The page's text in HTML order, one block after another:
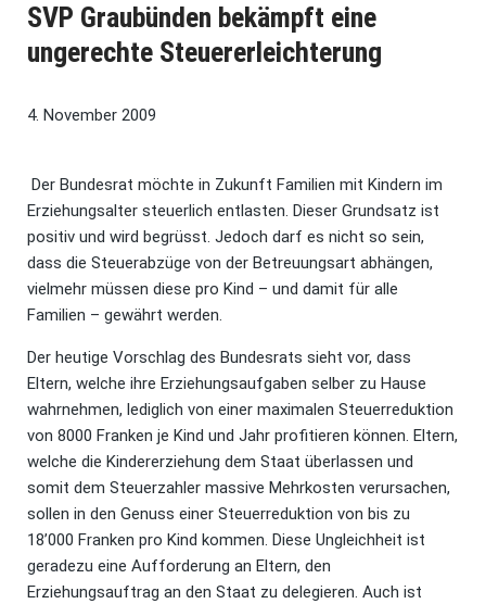
SVP Graubünden bekämpft eine
ungerechte Steuererleichterung
4. November 2009
Der Bundesrat möchte in Zukunft Familien mit Kindern im
Erziehungsalter steuerlich entlasten. Dieser Grundsatz ist
positiv und wird begrüsst. Jedoch darf es nicht so sein,
dass die Steuerabzüge von der Betreuungsart abhängen,
vielmehr müssen diese pro Kind – und damit für alle
Familien – gewährt werden.
Der heutige Vorschlag des Bundesrats sieht vor, dass
Eltern, welche ihre Erziehungsaufgaben selber zu Hause
wahrnehmen, lediglich von einer maximalen Steuerreduktion
von 8000 Franken je Kind und Jahr profitieren können. Eltern,
welche die Kindererziehung dem Staat überlassen und
somit dem Steuerzahler massive Mehrkosten verursachen,
sollen in den Genuss einer Steuerreduktion von bis zu
18’000 Franken pro Kind kommen. Diese Ungleichheit ist
geradezu eine Aufforderung an Eltern, den
Erziehungsauftrag an den Staat zu delegieren. Auch ist